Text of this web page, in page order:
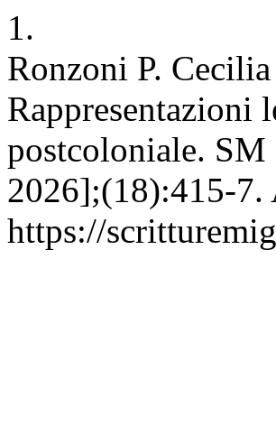
1.
Ronzoni P.
Rappresentazioni
postcoloniale.
2026];(18):415-7.
https://